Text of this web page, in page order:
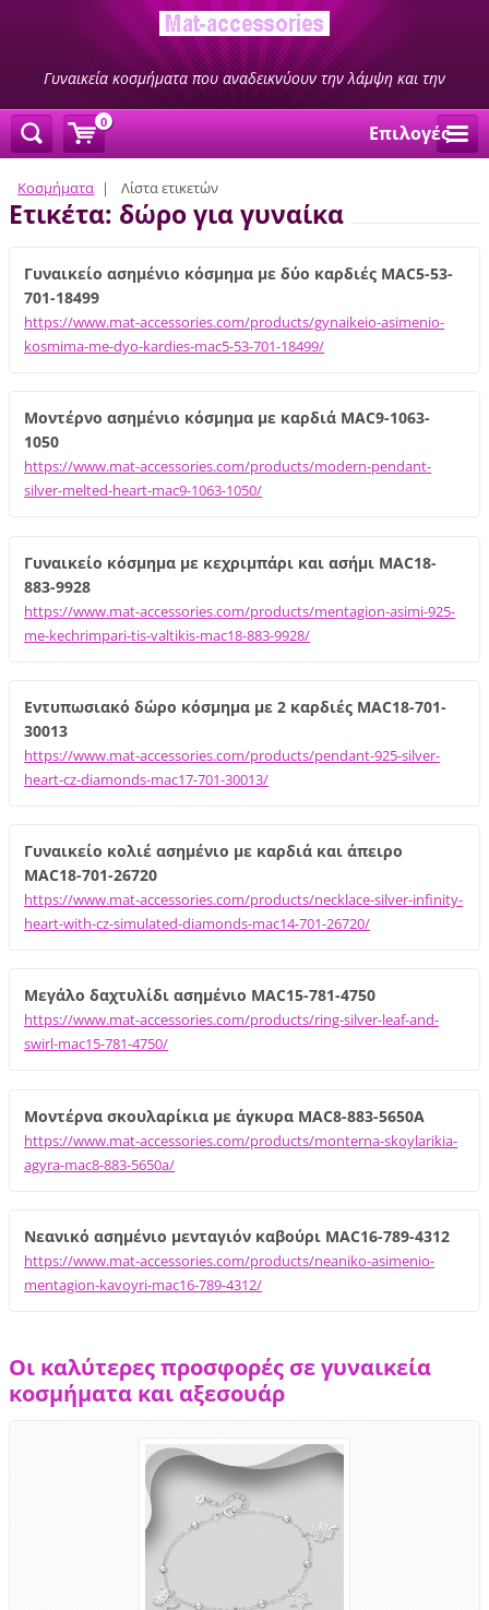
Γυναικεία κοσμήματα που αναδεικνύουν την λάμψη και την
ομορφιά σας
Επιλογές
Κοσμήματα | Λίστα ετικετών
Ετικέτα: δώρο για γυναίκα
Γυναικείο ασημένιο κόσμημα με δύο καρδιές MAC5-53-
701-18499
https://www.mat-accessories.com/products/gynaikeio-asimenio-
kosmima-me-dyo-kardies-mac5-53-701-18499/
Μοντέρνο ασημένιο κόσμημα με καρδιά MAC9-1063-
1050
https://www.mat-accessories.com/products/modern-pendant-
silver-melted-heart-mac9-1063-1050/
Γυναικείο κόσμημα με κεχριμπάρι και ασήμι MAC18-
883-9928
https://www.mat-accessories.com/products/mentagion-asimi-925-
me-kechrimpari-tis-valtikis-mac18-883-9928/
Εντυπωσιακό δώρο κόσμημα με 2 καρδιές MAC18-701-
30013
https://www.mat-accessories.com/products/pendant-925-silver-
heart-cz-diamonds-mac17-701-30013/
Γυναικείο κολιέ ασημένιο με καρδιά και άπειρο
MAC18-701-26720
https://www.mat-accessories.com/products/necklace-silver-infinity-
heart-with-cz-simulated-diamonds-mac14-701-26720/
Μεγάλο δαχτυλίδι ασημένιο MAC15-781-4750
https://www.mat-accessories.com/products/ring-silver-leaf-and-
swirl-mac15-781-4750/
Μοντέρνα σκουλαρίκια με άγκυρα MAC8-883-5650A
https://www.mat-accessories.com/products/monterna-skoylarikia-
agyra-mac8-883-5650a/
Νεανικό ασημένιο μενταγιόν καβούρι MAC16-789-4312
https://www.mat-accessories.com/products/neaniko-asimenio-
mentagion-kavoyri-mac16-789-4312/
Οι καλύτερες προσφορές σε γυναικεία
κοσμήματα και αξεσουάρ
0